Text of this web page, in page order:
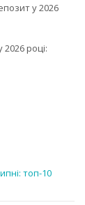
у 2026
році:
топ-10